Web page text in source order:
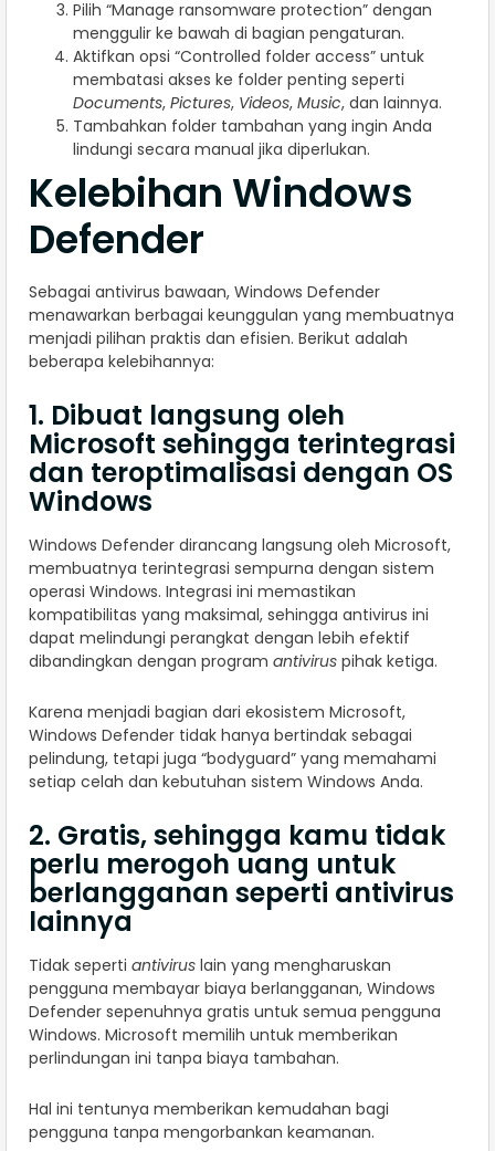
Pilih “Manage ransomware protection” dengan
menggulir ke bawah di bagian pengaturan.
Aktifkan opsi “Controlled folder access” untuk
membatasi akses ke folder penting seperti
Documents, Pictures, Videos, Music, dan lainnya.
Tambahkan folder tambahan yang ingin Anda
lindungi secara manual jika diperlukan.
Kelebihan Windows
Defender
Sebagai antivirus bawaan, Windows Defender
menawarkan berbagai keunggulan yang membuatnya
menjadi pilihan praktis dan efisien. Berikut adalah
beberapa kelebihannya:
1. Dibuat langsung oleh
Microsoft sehingga terintegrasi
dan teroptimalisasi dengan OS
Windows
Windows Defender dirancang langsung oleh Microsoft,
membuatnya terintegrasi sempurna dengan sistem
operasi Windows. Integrasi ini memastikan
kompatibilitas yang maksimal, sehingga antivirus ini
dapat melindungi perangkat dengan lebih efektif
dibandingkan dengan program antivirus pihak ketiga.
Karena menjadi bagian dari ekosistem Microsoft,
Windows Defender tidak hanya bertindak sebagai
pelindung, tetapi juga “bodyguard” yang memahami
setiap celah dan kebutuhan sistem Windows Anda.
2. Gratis, sehingga kamu tidak
perlu merogoh uang untuk
berlangganan seperti antivirus
lainnya
Tidak seperti antivirus lain yang mengharuskan
pengguna membayar biaya berlangganan, Windows
Defender sepenuhnya gratis untuk semua pengguna
Windows. Microsoft memilih untuk memberikan
perlindungan ini tanpa biaya tambahan.
Hal ini tentunya memberikan kemudahan bagi
pengguna tanpa mengorbankan keamanan.